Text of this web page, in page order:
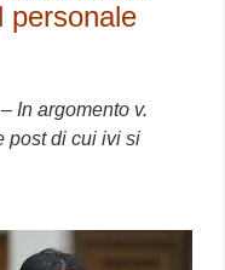
personale
In argomento v.
post di cui ivi si